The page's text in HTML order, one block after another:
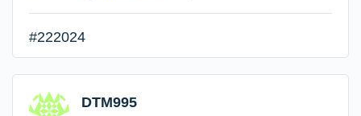
#222024
DTM995